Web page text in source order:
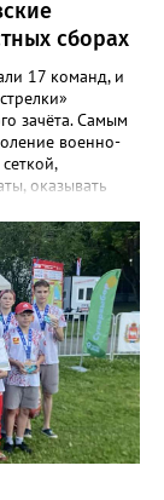
сборах
17 команд, и
зачёта. Самым
военно-
оказывать
стрелки»
группы –
и визитка, и
группа
стрелки»
группе
в старшей –